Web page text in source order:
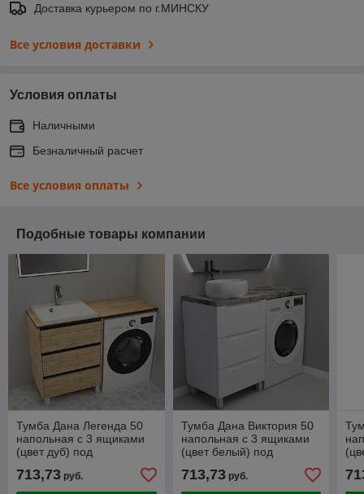
Доставка курьером по г.МИНСКУ
Все условия доставки
Условия оплаты
Наличными
Безналичный расчет
Все условия оплаты
Подобные товары компании
Тумба Дана Легенда 50
напольная с 3 ящиками
(цвет дуб) под
стиральной машиной
713,73 руб.
Тумба Дана Виктория 50
напольная с 3 ящиками
(цвет белый) под
столешницу 110 см над
стиральной машиной
713,73руб.